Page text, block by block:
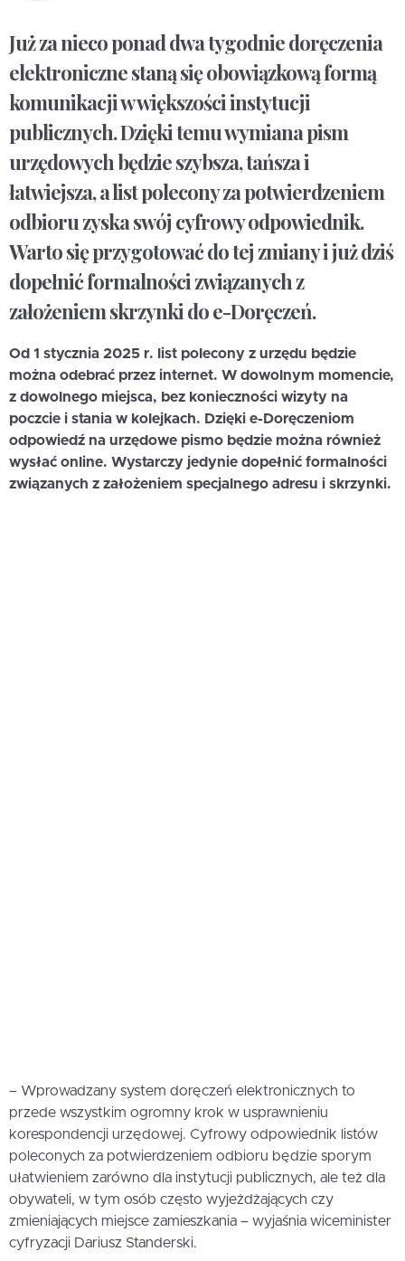
Już za nieco ponad dwa tygodnie doręczenia
elektroniczne staną się obowiązkową formą
komunikacji w większości instytucji
publicznych. Dzięki temu wymiana pism
urzędowych będzie szybsza, tańsza i
łatwiejsza, a list polecony za potwierdzeniem
odbioru zyska swój cyfrowy odpowiednik.
Warto się przygotować do tej zmiany i już dziś
dopełnić formalności związanych z
założeniem skrzynki do e-Doręczeń.
Od 1 stycznia 2025 r. list polecony z urzędu będzie
można odebrać przez internet. W dowolnym momencie,
z dowolnego miejsca, bez konieczności wizyty na
poczcie i stania w kolejkach. Dzięki e-Doręczeniom
odpowiedź na urzędowe pismo będzie można również
wysłać online. Wystarczy jedynie dopełnić formalności
związanych z założeniem specjalnego adresu i skrzynki.
– Wprowadzany system doręczeń elektronicznych to
przede wszystkim ogromny krok w usprawnieniu
korespondencji urzędowej. Cyfrowy odpowiednik listów
poleconych za potwierdzeniem odbioru będzie sporym
ułatwieniem zarówno dla instytucji publicznych, ale też dla
obywateli, w tym osób często wyjeżdżających czy
zmieniających miejsce zamieszkania – wyjaśnia wiceminister
cyfryzacji Dariusz Standerski.